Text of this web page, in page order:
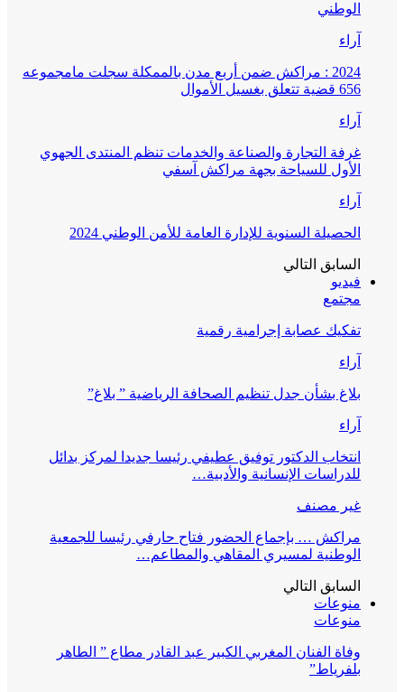
الوطني
آراء
2024 : مراكش ضمن أربع مدن بالممكلة سجلت مامجموعه
656 قضية تتعلق بغسيل الأموال
آراء
غرفة التجارة والصناعة والخدمات تنظم المنتدى الجهوي
الأول للسياحة بجهة مراكش آسفي
آراء
الحصيلة السنوية للإدارة العامة للأمن الوطني 2024
السابق التالي
فيديو
مجتمع
تفكيك عصابة إجرامية رقمية
آراء
بلاغ بشأن جدل تنظيم الصحافة الرياضية ” بلاغ”
آراء
انتخاب الدكتور توفيق عطيفي رئيسا جديدا لمركز بدائل
للدراسات الإنسانية والأدبية…
غير مصنف
مراكش … بإجماع الحضور فتاح حارفي رئيسا للجمعية
الوطنية لمسيري المقاهي والمطاعم…
السابق التالي
منوعات
منوعات
وفاة الفنان المغربي الكبير عبد القادر مطاع ” الطاهر
بلفرياط”